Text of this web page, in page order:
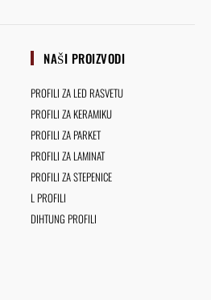
NAŠI PROIZVODI
PROFILI ZA LED RASVETU
PROFILI ZA KERAMIKU
PROFILI ZA PARKET
PROFILI ZA LAMINAT
PROFILI ZA STEPENICE
L PROFILI
DIHTUNG PROFILI